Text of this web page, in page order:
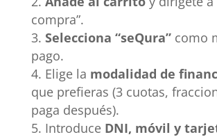
compra”.
Selecciona “seQura”como
pago.
Elige la modalidad de
que prefieras (3 cuotas,
paga después).
Introduce DNI, móvil y